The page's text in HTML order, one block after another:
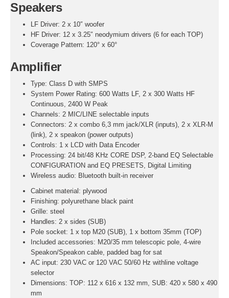
Speakers
LF Driver: 2 x 10″ woofer
HF Driver: 12 x 3.25″ neodymium drivers (6 for each TOP)
Coverage Pattern: 120° x 60°
Amplifier
Type: Class D with SMPS
System Power Rating: 600 Watts LF, 2 x 300 Watts HF
Continuous, 2400 W Peak
Channels: 2 MIC/LINE selectable inputs
Connectors: 2 x combo 6,3 mm jack/XLR (inputs), 2 x XLR-M
(link), 2 x speakon (power outputs)
Controls: 1 x LCD with Data Encoder
Processing: 24 bit/48 KHz CORE DSP, 2-band EQ Selectable
CONFIGURATION and EQ PRESETS, Digital Limiting
Wireless audio: Bluetooth built-in receiver
Cabinet material: plywood
Finishing: polyurethane black paint
Grille: steel
Handles: 2 x sides (SUB)
Pole socket: 1 x top M20 (SUB), 1 x bottom 35mm (TOP)
Included accessories: M20/35 mm telescopic pole, 4-wire
Speakon/Speakon cable, padded bag for sat
AC input: 230 VAC or 120 VAC 50/60 Hz withline voltage
selector
Dimensions: TOP: 112 x 616 x 132 mm, SUB: 420 x 580 x 490
mm